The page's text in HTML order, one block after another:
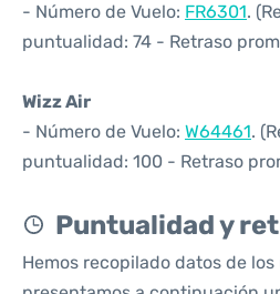
- Número de Vuelo: FR6301.
puntualidad: 74 - Retraso
Wizz Air
- Número de Vuelo: W64461.
puntualidad: 100 - Retraso
Puntualidad y
Hemos recopilado datos de